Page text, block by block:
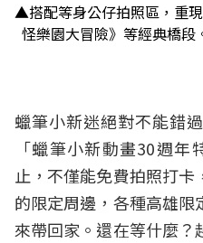
▲搭配等身公仔拍照區，重
怪樂園大冒險》等經典橋段
蠟筆小新迷絕對不能錯
「蠟筆小新動畫30週
止，不僅能免費拍照打
的限定周邊，各種高雄
來帶回家。還在等什麼？